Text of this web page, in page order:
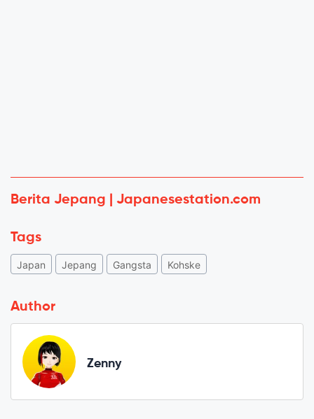
Berita Jepang | Japanesestation.com
Tags
Japan Jepang Gangsta Kohske
Author
Zenny